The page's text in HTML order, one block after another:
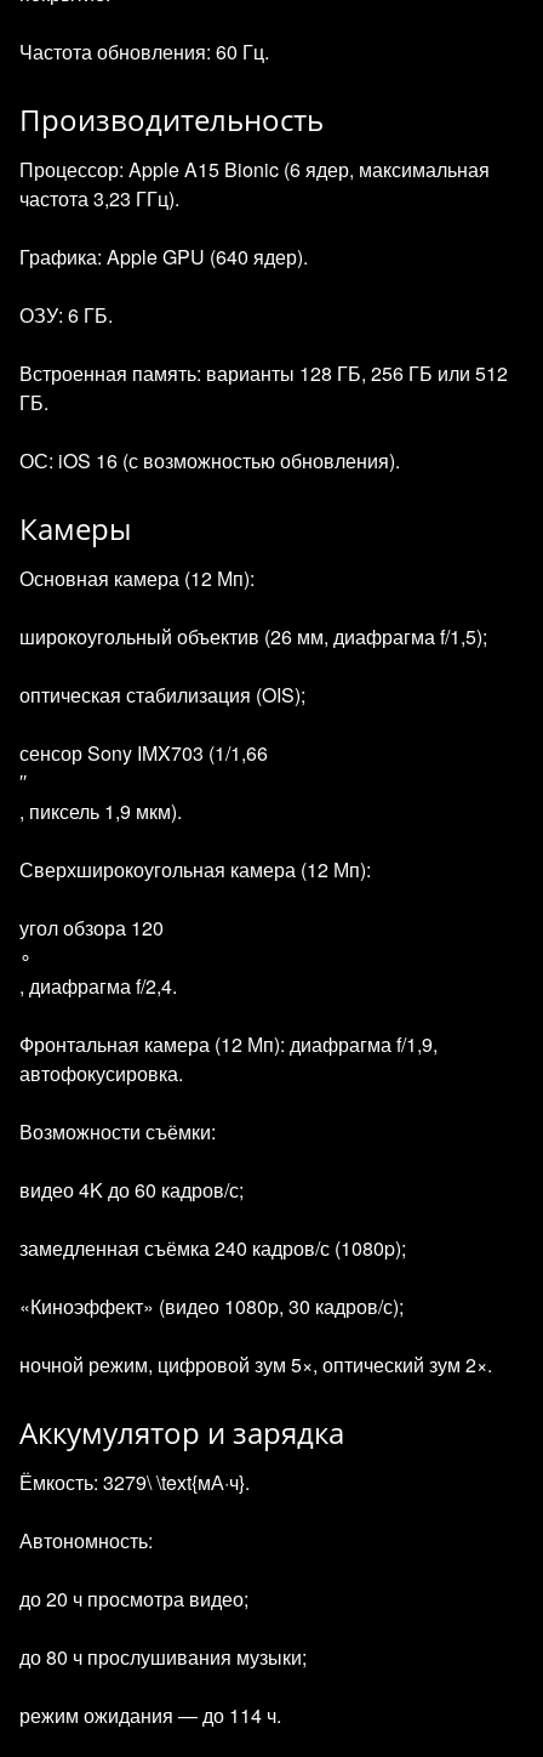
Частота обновления: 60 Гц.
Производительность
Процессор: Apple A15 Bionic (6 ядер, максимальная
частота 3,23 ГГц).
Графика: Apple GPU (640 ядер).
ОЗУ: 6 ГБ.
Встроенная память: варианты 128 ГБ, 256 ГБ или 512
ГБ.
ОС: iOS 16 (с возможностью обновления).
Камеры
Основная камера (12 Мп):
широкоугольный объектив (26 мм, диафрагма f/1,5);
оптическая стабилизация (OIS);
сенсор Sony IMX703 (1/1,66
′′
, пиксель 1,9 мкм).
Сверхширокоугольная камера (12 Мп):
угол обзора 120
∘
, диафрагма f/2,4.
Фронтальная камера (12 Мп): диафрагма f/1,9,
автофокусировка.
Возможности съёмки:
видео 4K до 60 кадров/с;
замедленная съёмка 240 кадров/с (1080p);
«Киноэффект» (видео 1080p, 30 кадров/с);
ночной режим, цифровой зум 5×, оптический зум 2×.
Аккумулятор и зарядка
Ёмкость: 3279\ \text{мА·ч}.
Автономность:
до 20 ч просмотра видео;
до 80 ч прослушивания музыки;
режим ожидания — до 114 ч.